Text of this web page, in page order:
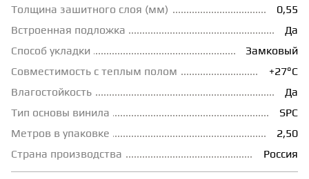
ТЕРМОПАРКЕТ
ЭКОМАССИВ
Толщина зашитного слоя (мм)
0,55
Встроенная подложка
Да
Способ укладки
Замковый
Совместимость с теплым полом
+27°С
Влагостойкость
Да
Тип основы винила
SPC
Метров в упаковке
2,50
Страна производства
Россия